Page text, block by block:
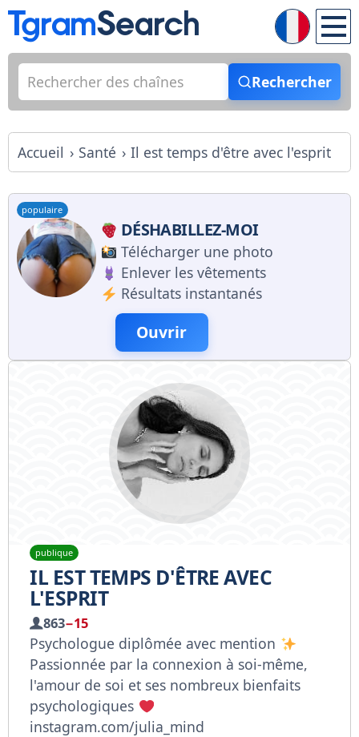
Rechercher
Accueil Santé Il est temps d'être avec l'esprit
populaire
DÉSHABILLEZ-MOI
Télécharger une photo
Enlever les vêtements
Résultats instantanés
Ouvrir
publique
IL EST TEMPS D'ÊTRE AVEC
L'ESPRIT
863−15
Psychologue diplômée avec mention
Passionnée par la connexion à soi-même,
l'amour de soi et ses nombreux bienfaits
psychologiques
instagram.com/julia_mind